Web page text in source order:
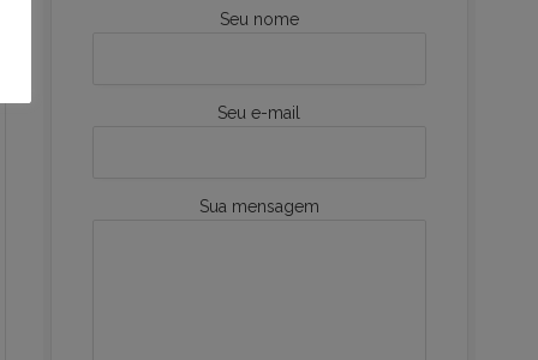
Seu nome
Seu e-mail
Sua mensagem